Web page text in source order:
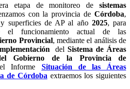
etapa de monitoreo de sistemas
con la provincia de Córdoba,
y superficies de AP al año 2025, para
el funcionamiento actual de las
Provincial, mediante el análisis de
delSistema de Áreas
Gobierno de la Provincia de
Informe Situación de las Áreas
de Córdoba extraemos los siguientes